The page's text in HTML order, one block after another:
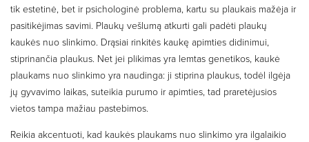
tik estetinė, bet ir psichologinė problema, kartu su plaukais mažėja ir
pasitikėjimas savimi. Plaukų vešlumą atkurti gali padėti plaukų
kaukės nuo slinkimo. Drąsiai rinkitės kaukę apimties didinimui,
stiprinančia plaukus. Net jei plikimas yra lemtas genetikos, kaukė
plaukams nuo slinkimo yra naudinga: ji stiprina plaukus, todėl ilgėja
jų gyvavimo laikas, suteikia purumo ir apimties, tad praretėjusios
vietos tampa mažiau pastebimos.
Reikia akcentuoti, kad kaukės plaukams nuo slinkimo yra ilgalaikio